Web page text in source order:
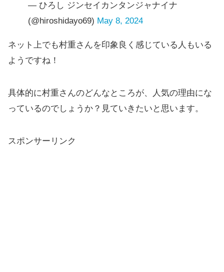
— ひろし ジンセイカンタンジャナイナ
(@hiroshidayo69) May 8, 2024
ネット上でも村重さんを印象良く感じている人もいる
ようですね！
具体的に村重さんのどんなところが、人気の理由にな
っているのでしょうか？見ていきたいと思います。
スポンサーリンク